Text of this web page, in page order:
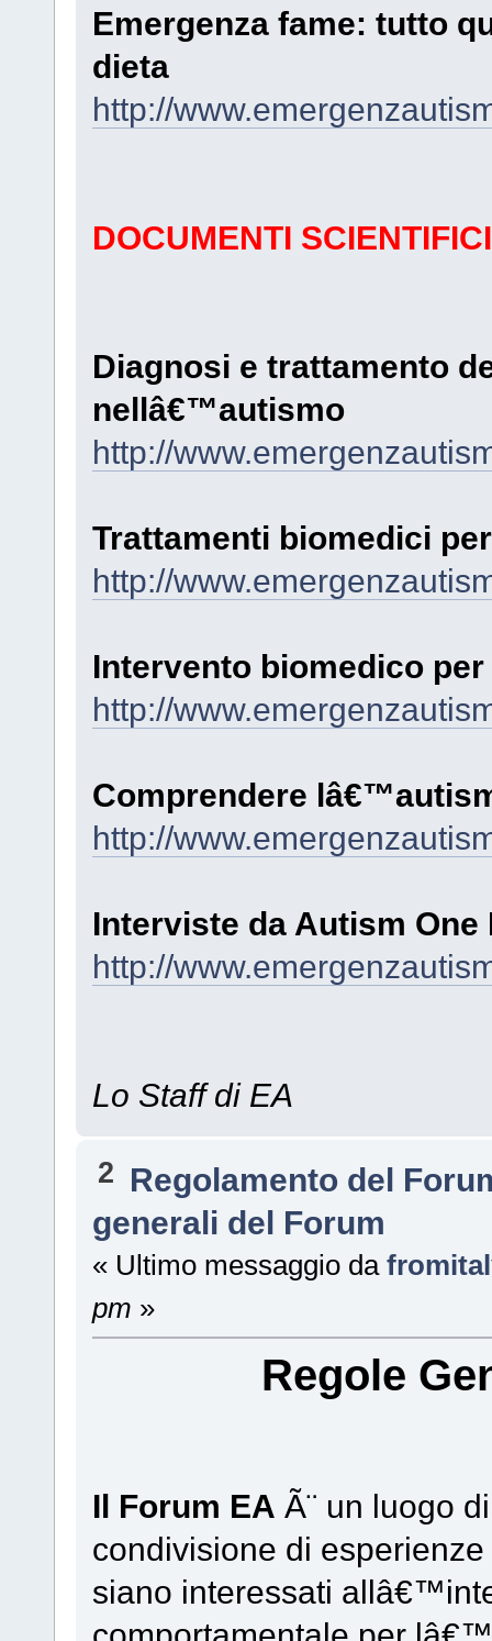
Emergenza fame: tutto
dieta
http://
DOCUMENTI
Diagnosi e trattamento
nellâ€™autismo
http://
Trattamenti biomedici
http://
Intervento biomedico
http://
Comprendere
http://
Interviste da Autism One
http://
Lo Staff di EA
2 Regolamento del
generali del Forum
« Ultimo messaggio da
pm »
Regole
Il Forum EA Ã¨ un luogo
condivisione di
siano interessati